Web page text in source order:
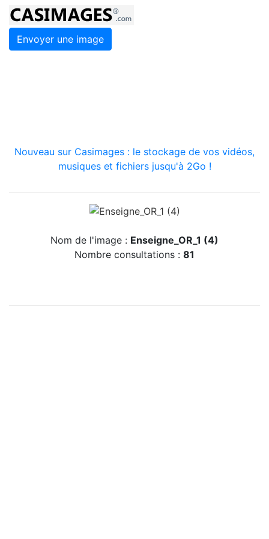
Envoyer une image
Nouveau sur Casimages : le stockage de vos vidéos,
musiques et fichiers jusqu'à 2Go !
Nom de l'image : Enseigne_OR_1 (4)
Nombre consultations : 81